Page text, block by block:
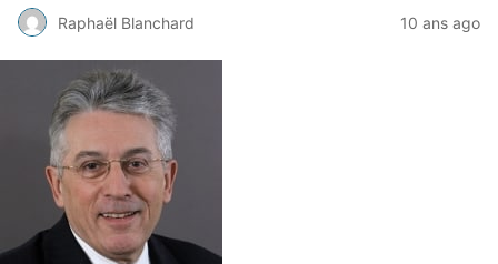
Raphaël Blanchard 10 ans ago